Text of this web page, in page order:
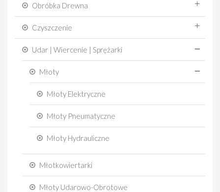
Obróbka Drewna
Czyszczenie
Udar | Wiercenie | Sprężarki
Młoty
Młoty Elektryczne
Młoty Pneumatyczne
Młoty Hydrauliczne
Młotkowiertarki
Młoty Udarowo-Obrotowe